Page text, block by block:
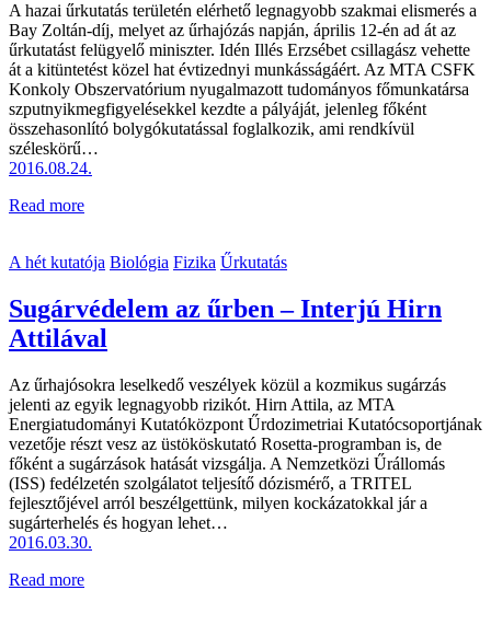
A hazai űrkutatás területén elérhető legnagyobb szakmai elismerés a
Bay Zoltán-díj, melyet az űrhajózás napján, április 12-én ad át az
űrkutatást felügyelő miniszter. Idén Illés Erzsébet csillagász vehette
át a kitüntetést közel hat évtizednyi munkásságáért. Az MTA CSFK
Konkoly Obszervatórium nyugalmazott tudományos főmunkatársa
szput­nyik­meg­fi­gye­lé­se­k­kel kezdte a pályáját, jelenleg főként
összehasonlító bolygókutatással foglalkozik, ami rendkívül
széleskörű…
2016.08.24.
Read more
A hét kutatója Biológia Fizika Űrkutatás
Sugárvédelem az űrben – Interjú Hirn
Attilával
Az űrhajósokra leselkedő veszélyek közül a kozmikus sugárzás
jelenti az egyik legnagyobb rizikót. Hirn Attila, az MTA
Energiatudományi Kutatóközpont Űrdozimetriai Kutatócsoportjának
vezetője részt vesz az üstököskutató Rosetta-programban is, de
főként a sugárzások hatását vizsgálja. A Nemzetközi Űrállomás
(ISS) fedélzetén szolgálatot teljesítő dózismérő, a TRITEL
fejlesztőjével arról beszélgettünk, milyen kockázatokkal jár a
sugárterhelés és hogyan lehet…
2016.03.30.
Read more